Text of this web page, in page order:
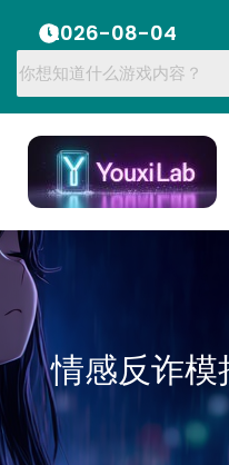
2026-08-04
情感反诈